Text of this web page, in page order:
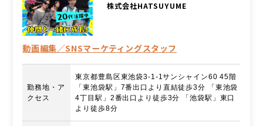
株式会社HATSUYUME
動画編集／SNSマーケティングスタッフ
勤務地・ア
クセス
東京都豊島区東池袋3-1-1サンシャイン60 45階
「東池袋駅」7番出口より直結徒歩3分 「東池袋
4丁目駅」2番出口より徒歩3分 「池袋駅」東口
より徒歩8分